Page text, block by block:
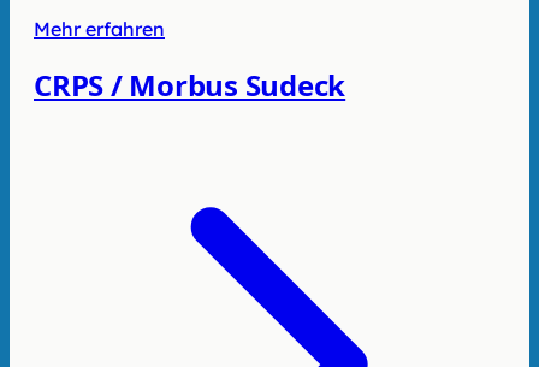
Mehr erfahren
CRPS / Morbus Sudeck